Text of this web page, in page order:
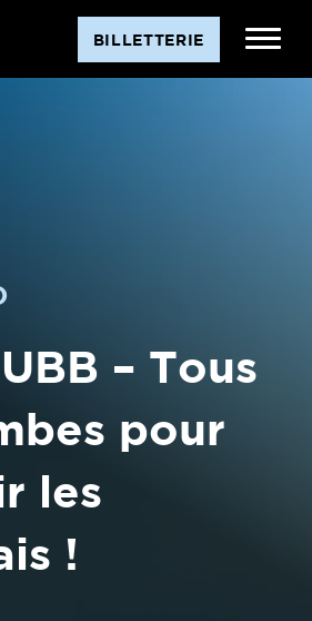
BILLETTERIE
– Tous
pour
les
!